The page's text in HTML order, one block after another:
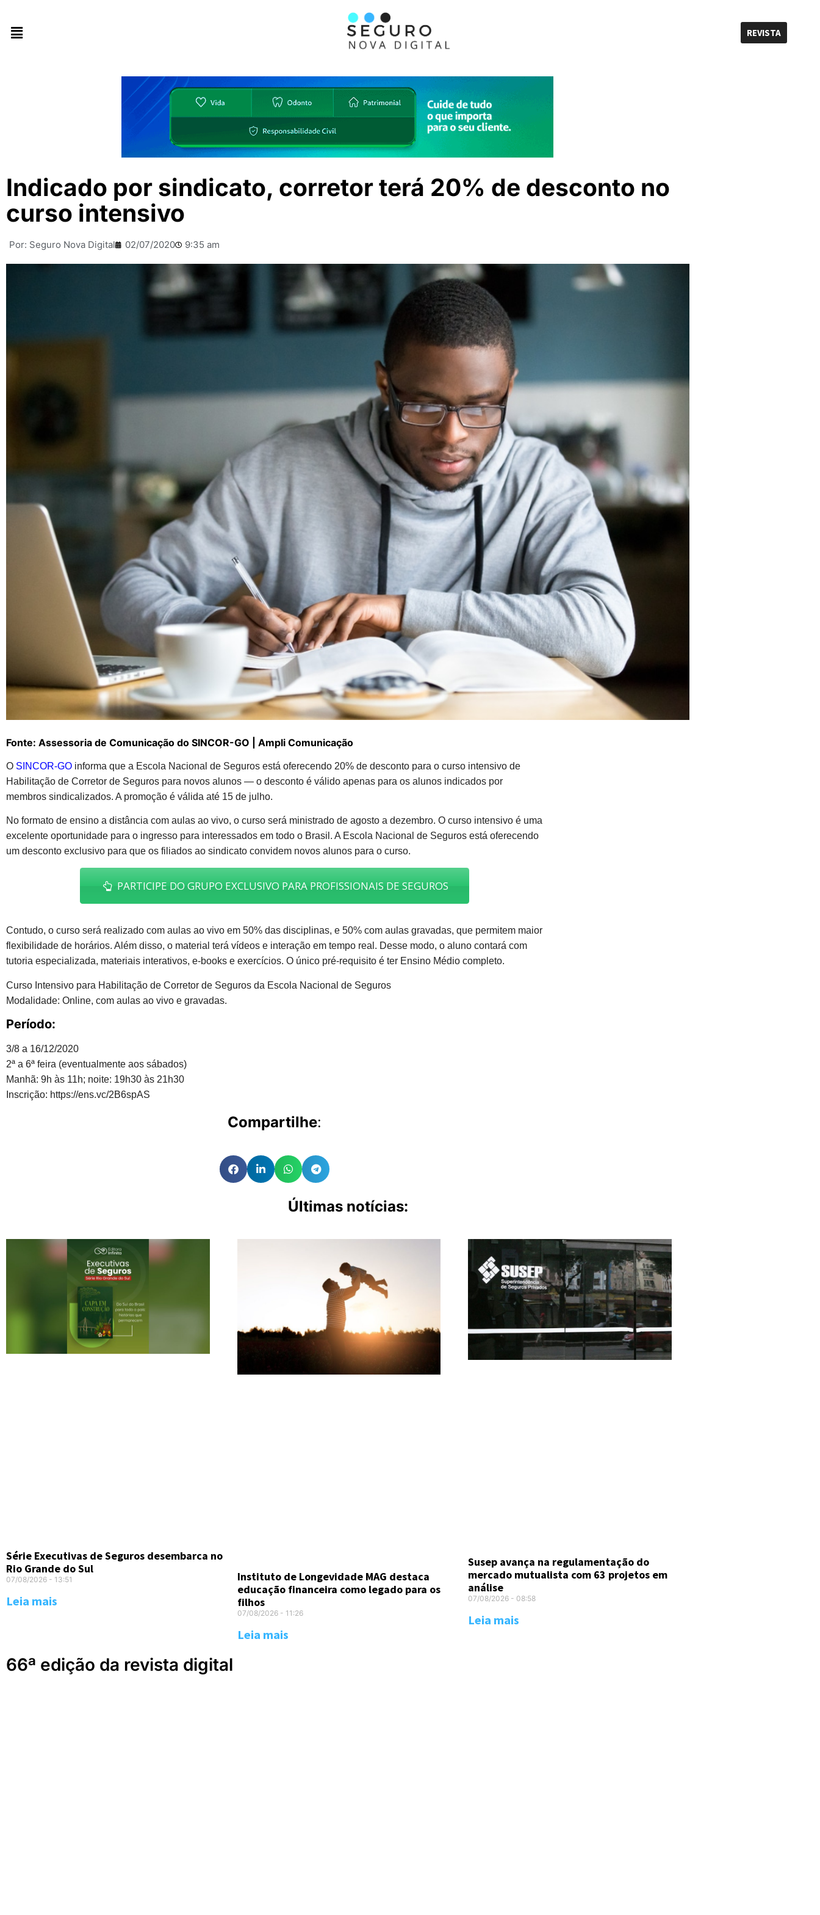
REVISTA
Indicado por sindicato, corretor terá 20% de desconto no
curso intensivo
Por: Seguro Nova Digital 02/07/2020 9:35 am
Fonte: Assessoria de Comunicação do SINCOR-GO | Ampli Comunicação
O SINCOR-GO informa que a Escola Nacional de Seguros está oferecendo 20% de desconto para o curso intensivo de
Habilitação de Corretor de Seguros para novos alunos — o desconto é válido apenas para os alunos indicados por
membros sindicalizados. A promoção é válida até 15 de julho.
No formato de ensino a distância com aulas ao vivo, o curso será ministrado de agosto a dezembro. O curso intensivo é uma
excelente oportunidade para o ingresso para interessados em todo o Brasil. A Escola Nacional de Seguros está oferecendo
um desconto exclusivo para que os filiados ao sindicato convidem novos alunos para o curso.
PARTICIPE DO GRUPO EXCLUSIVO PARA PROFISSIONAIS DE SEGUROS
Contudo, o curso será realizado com aulas ao vivo em 50% das disciplinas, e 50% com aulas gravadas, que permitem maior
flexibilidade de horários. Além disso, o material terá vídeos e interação em tempo real. Desse modo, o aluno contará com
tutoria especializada, materiais interativos, e-books e exercícios. O único pré-requisito é ter Ensino Médio completo.
Curso Intensivo para Habilitação de Corretor de Seguros da Escola Nacional de Seguros
Modalidade: Online, com aulas ao vivo e gravadas.
Período:
3/8 a 16/12/2020​
2ª a 6ª feira (eventualmente aos sábados)
Manhã: 9h às 11h; noite: 19h30 às 21h30
Inscrição: https://ens.vc/2B6spAS
Compartilhe:
Últimas notícias:
Série Executivas de Seguros desembarca no
Rio Grande do Sul
07/08/2026 13:51
Leia mais
Instituto de Longevidade MAG destaca
educação financeira como legado para os
filhos
07/08/2026 11:26
Leia mais
Susep avança na regulamentação do
mercado mutualista com 63 projetos em
análise
07/08/2026 08:58
Leia mais
66ª edição da revista digital